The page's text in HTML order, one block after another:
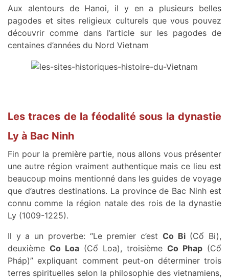
Aux alentours de Hanoi, il y en a plusieurs belles
pagodes et sites religieux culturels que vous pouvez
découvrir comme dans l’article sur les pagodes de
centaines d’années du Nord Vietnam
Les traces de la féodalité sous la dynastie
Ly à Bac Ninh
Fin pour la première partie, nous allons vous présenter
une autre région vraiment authentique mais ce lieu est
beaucoup moins mentionné dans les guides de voyage
que d’autres destinations. La province de Bac Ninh est
connu comme la région natale des rois de la dynastie
Ly (1009-1225).
Il y a un proverbe: “Le premier c’est Co Bi(Cổ Bi),
deuxième Co Loa (Cổ Loa), troisième Co Phap (Cổ
Pháp)” expliquant comment peut-on déterminer trois
terres spirituelles selon la philosophie des vietnamiens,